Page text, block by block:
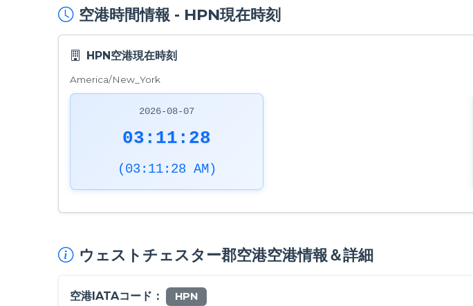
空港時間情報 - HPN現在時刻
HPN空港現在時刻
America/New_York
2026-08-07
03:11:29
(03:11:29 AM)
ウェストチェスター郡空港空港情報＆詳細
空港IATAコード： HPN